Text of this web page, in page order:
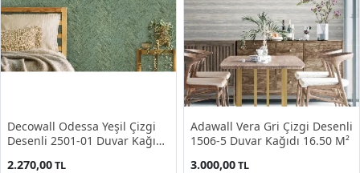
Decowall Odessa Yeşil Çizgi
Desenli 2501-01 Duvar Kağıdı
2.270,00TL
Adawall Vera Gri Çizgi Desenli
1506-5 Duvar Kağıdı 16.50 M²
3.000,00TL